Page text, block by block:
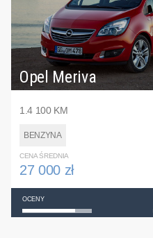
Opel Meriva
1.4 100 KM
BENZYNA
CENA ŚREDNIA
27 000 zł
OCENY